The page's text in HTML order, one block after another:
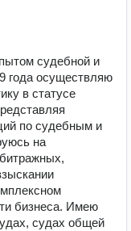
судебной и
года осуществляю
в статусе
по судебным и
на
бизнеса. Имею
судах общей